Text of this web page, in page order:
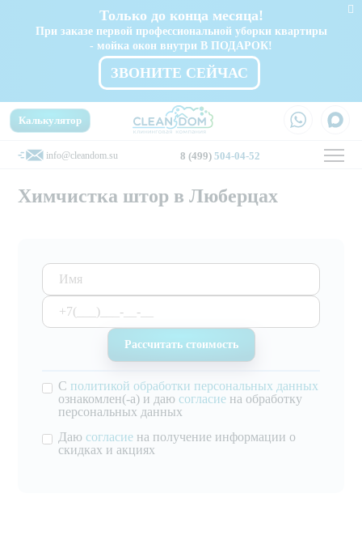
Только до конца месяца!
При заказе первой профессиональной уборки квартиры
- мойка окон внутри В ПОДАРОК!
ЗВОНИТЕ СЕЙЧАС
info@cleandom.su 8 (499) 504-04-52
Калькулятор
Химчистка штор в Люберцах
С политикой обработки персональных данных
ознакомлен(-а) и даю согласие на обработку
персональных данных
Даю согласие на получение информации о
скидках и акциях